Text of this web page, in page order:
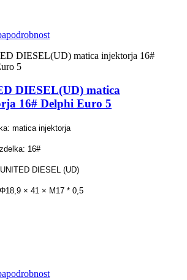
podrobnost
DIESEL(UD) matica
16# Delphi Euro 5
matica injektorja
16#
DIESEL (UD)
× 41 × M17 * 0,5
podrobnost